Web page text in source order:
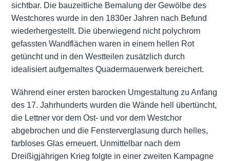
sichtbar. Die bauzeitliche Bemalung der Gewölbe des
Westchores wurde in den 1830er Jahren nach Befund
wiederhergestellt. Die überwiegend nicht polychrom
gefassten Wandflächen waren in einem hellen Rot
getüncht und in den Westteilen zusätzlich durch
idealisiert aufgemaltes Quadermauerwerk bereichert.
Während einer ersten barocken Umgestaltung zu Anfang
des 17. Jahrhunderts wurden die Wände hell übertüncht,
die Lettner vor dem Ost- und vor dem Westchor
abgebrochen und die Fensterverglasung durch helles,
farbloses Glas erneuert. Unmittelbar nach dem
Dreißigjährigen Krieg folgte in einer zweiten Kampagne